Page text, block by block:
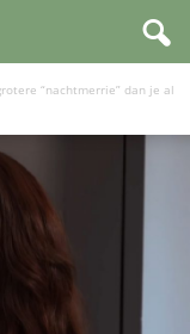
“nachtmerrie” dan je al